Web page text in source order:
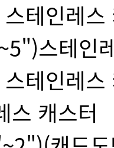
테인레스
스테인
테인레스
스 캐스터